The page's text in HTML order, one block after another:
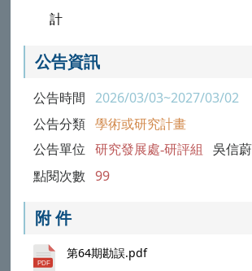
計
公告資訊
公告時間 2026/03/03~2027/03/02
公告分類 學術或研究計畫
公告單位 研究發展處-研評組 吳信蔚
點閱次數 99
附 件
第64期勘誤.pdf